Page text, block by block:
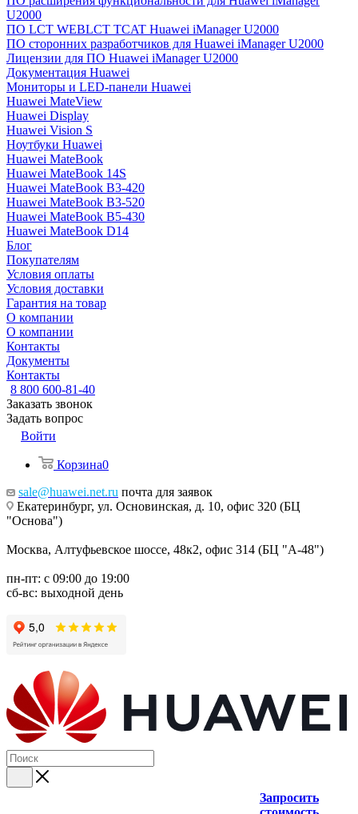
U2000
ПО LCT WEBLCT TCAT Huawei iManager U2000
ПО сторонних разработчиков для Huawei iManager U2000
Лицензии для ПО Huawei iManager U2000
Документация Huawei
Мониторы и LED-панели Huawei
Huawei MateView
Huawei Display
Huawei Vision S
Ноутбуки Huawei
Huawei MateBook
Huawei MateBook 14S
Huawei MateBook B3-420
Huawei MateBook B3-520
Huawei MateBook B5-430
Huawei MateBook D14
Блог
Покупателям
Условия оплаты
Условия доставки
Гарантия на товар
О компании
О компании
Контакты
Документы
Контакты
8 800 600-81-40
Заказать звонок
Задать вопрос
Войти
Корзина0
sale@huawei.net.ru почта для заявок
Екатеринбург, ул. Основинская, д. 10, офис 320 (БЦ
"Основа")
Москва, Алтуфьевское шоссе, 48к2, офис 314 (БЦ "А-48")
пн-пт: с 09:00 до 19:00
сб-вс: выходной день
Запросить